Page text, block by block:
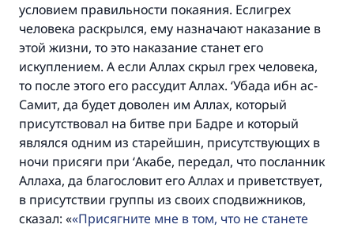
условием правильности покаяния. Еслигрех
человека раскрылся, ему назначают наказание в
этой жизни, то это наказание станет его
искуплением. А если Аллах скрыл грех человека,
то после этого его рассудит Аллах. ‘Убада ибн ас-
Самит, да будет доволен им Аллах, который
присутствовал на битве при Бадре и который
являлся одним из старейшин, присутствующих в
ночи присяги при ‘Акабе, передал, что посланник
Аллаха, да благословит его Аллах и приветствует,
в присутствии группы из своих сподвижников,
сказал: « Присягните мне в том, что не станете